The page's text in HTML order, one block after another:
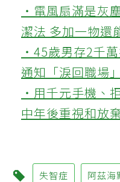
‧電風扇滿是灰
潔法 多加一物還
‧45歲男存2千
通知「淚回職場
‧用千元手機、
中年後重視和放
失智症 阿茲海